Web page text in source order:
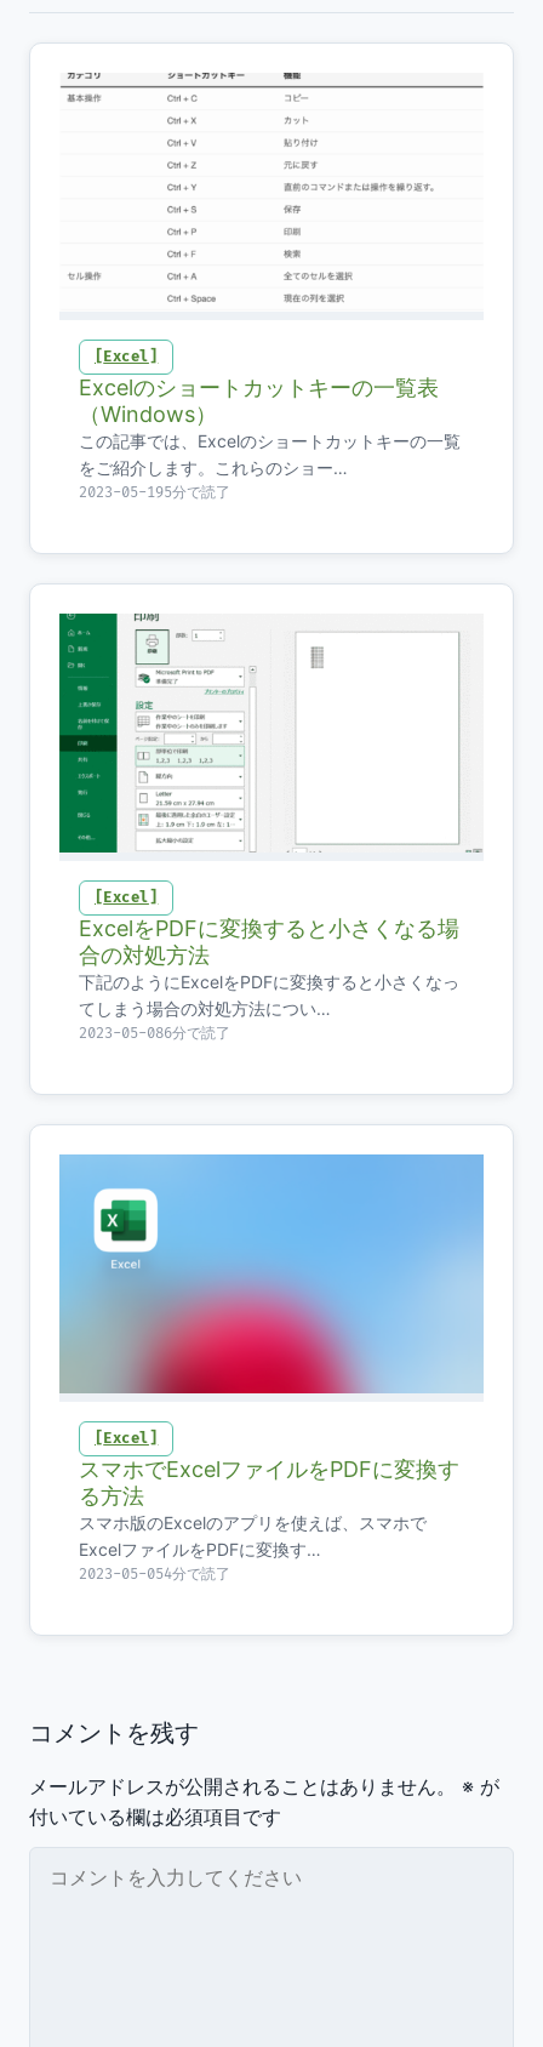
Excel
Excelのショートカットキーの一覧表
（Windows）
この記事では、Excelのショートカットキーの一覧
をご紹介します。これらのショー…
2023-05-195分で読了
Excel
ExcelをPDFに変換すると小さくなる場
合の対処方法
下記のようにExcelをPDFに変換すると小さくなっ
てしまう場合の対処方法につい…
2023-05-086分で読了
Excel
スマホでExcelファイルをPDFに変換す
る方法
スマホ版のExcelのアプリを使えば、スマホで
ExcelファイルをPDFに変換す…
2023-05-054分で読了
コメントを残す
メールアドレスが公開されることはありません。 ※ が
付いている欄は必須項目です